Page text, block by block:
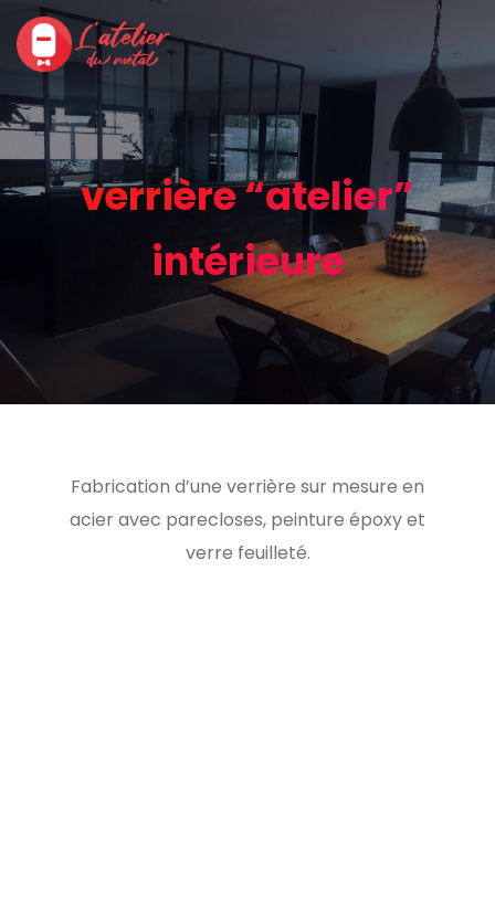
verrière “atelier”
intérieure
Fabrication d’une verrière sur mesure en
acier avec parecloses, peinture époxy et
verre feuilleté.